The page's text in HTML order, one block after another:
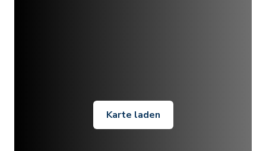
Karte laden